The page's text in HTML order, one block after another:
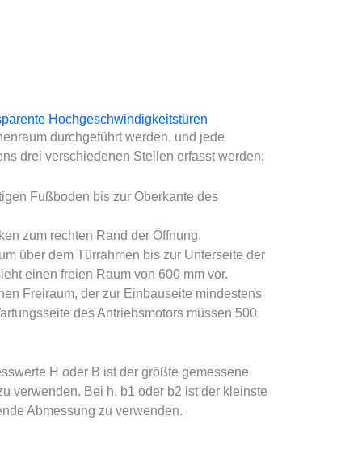
Hochgeschwindigkeitstüren
durchgeführt werden, und jede
drei verschiedenen Stellen erfasst werden:
Fußboden bis zur Oberkante des
zum rechten Rand der Öffnung.
über dem Türrahmen bis zur Unterseite der
einen freien Raum von 600 mm vor.
Freiraum, der zur Einbauseite mindestens
des Antriebsmotors müssen 500
H oder B ist der größte gemessene
verwenden. Bei h, b1 oder b2 ist der kleinste
Abmessung zu verwenden.